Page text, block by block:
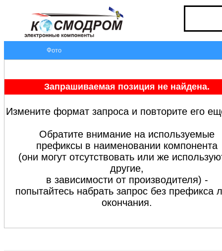
Фото
Запрашиваемая позиция не найдена.
Измените формат запроса и повторите его
Обратите внимание на используемые
префиксы в наименовании компонента
(они могут отсутствовать или же
другие,
в зависимости от производителя) -
попытайтесь набрать запрос без префикса
окончания.